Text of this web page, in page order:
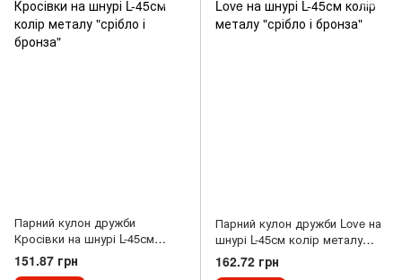
Парний кулон дружби
Кросівки на шнурі L-45см
колір металу "срібло і
бронза"
151.87 грн
Парний кулон дружби Love на
шнурі L-45см колір металу
"срібло і бронза"
162.72 грн